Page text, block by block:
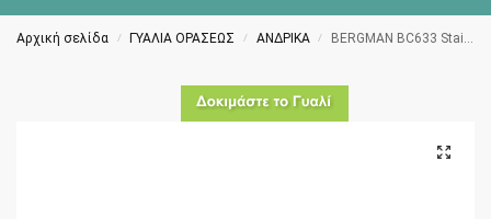
Αρχική σελίδα / ΓΥΑΛΙΑ ΟΡΑΣΕΩΣ / ΑΝΔΡΙΚΑ / BERGMAN BC633 Stainless steel Clip-on polarized C3